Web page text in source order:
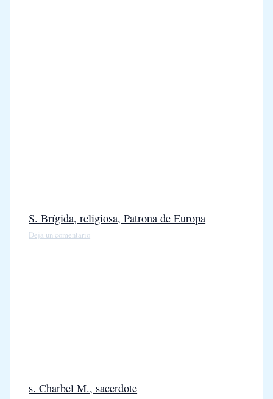
S. Brígida, religiosa, Patrona de Europa
Deja un comentario
s. Charbel M., sacerdote